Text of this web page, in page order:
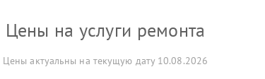
Цены на услуги ремонта
Цены актуальны на текущую дату 10.08.2026